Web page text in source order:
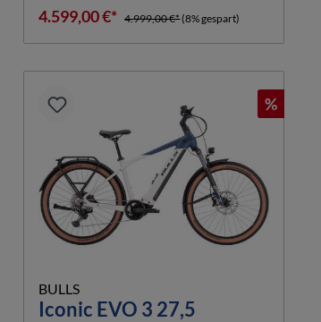
4.599,00 €* 4.999,00 €*(8% gespart)
%
BULLS
Iconic EVO 3 27,5